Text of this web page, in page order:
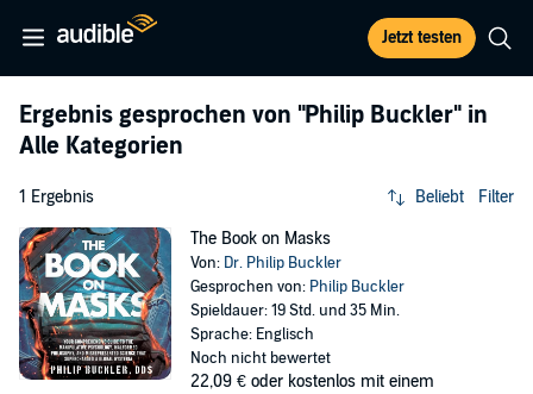
Jetzt testen
Ergebnis gesprochen von "Philip Buckler" in
Alle Kategorien
1 Ergebnis Beliebt Filter
The Book on Masks
Von: Dr. Philip Buckler
Gesprochen von: Philip Buckler
Spieldauer: 19 Std. und 35 Min.
Sprache: Englisch
Noch nicht bewertet
22,09 € oder kostenlos mit einem